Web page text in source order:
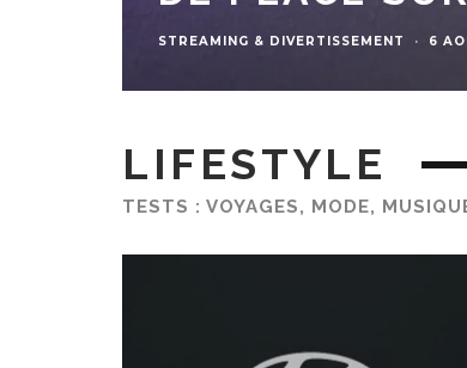
MODE · 5 AOÛT 2026 ·
LIFESTYLE
TESTS : VOYAGES, MODE,